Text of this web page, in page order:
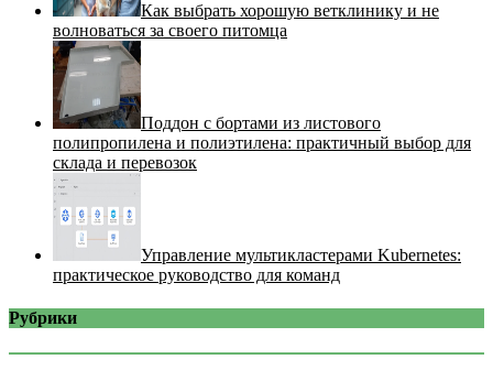
Как выбрать хорошую ветклинику и не
волноваться за своего питомца
Поддон с бортами из листового
полипропилена и полиэтилена: практичный выбор для
склада и перевозок
Управление мультикластерами Kubernetes:
практическое руководство для команд
Рубрики